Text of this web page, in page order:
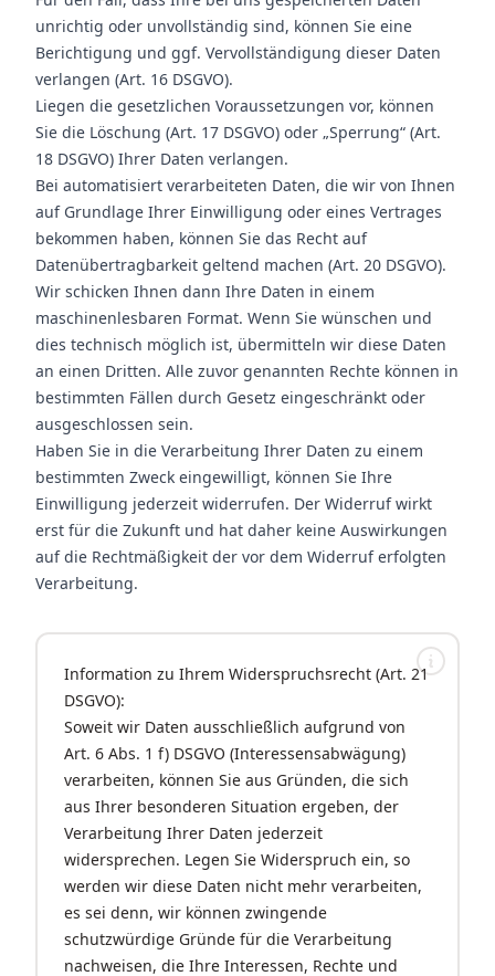
unrichtig oder unvollständig sind, können Sie eine
Berichtigung und ggf. Vervollständigung dieser Daten
verlangen (Art. 16 DSGVO).
Liegen die gesetzlichen Voraussetzungen vor, können
Sie die Löschung (Art. 17 DSGVO) oder „Sperrung“ (Art.
18 DSGVO) Ihrer Daten verlangen.
Bei automatisiert verarbeiteten Daten, die wir von Ihnen
auf Grundlage Ihrer Einwilligung oder eines Vertrages
bekommen haben, können Sie das Recht auf
Datenübertragbarkeit geltend machen (Art. 20 DSGVO).
Wir schicken Ihnen dann Ihre Daten in einem
maschinenlesbaren Format. Wenn Sie wünschen und
dies technisch möglich ist, übermitteln wir diese Daten
an einen Dritten. Alle zuvor genannten Rechte können in
bestimmten Fällen durch Gesetz eingeschränkt oder
ausgeschlossen sein.
Haben Sie in die Verarbeitung Ihrer Daten zu einem
bestimmten Zweck eingewilligt, können Sie Ihre
Einwilligung jederzeit widerrufen. Der Widerruf wirkt
erst für die Zukunft und hat daher keine Auswirkungen
auf die Rechtmäßigkeit der vor dem Widerruf erfolgten
Verarbeitung.
Information zu Ihrem Widerspruchsrecht (Art. 21
DSGVO):
Soweit wir Daten ausschließlich aufgrund von
Art. 6 Abs. 1 f) DSGVO (Interessensabwägung)
verarbeiten, können Sie aus Gründen, die sich
aus Ihrer besonderen Situation ergeben, der
Verarbeitung Ihrer Daten jederzeit
widersprechen. Legen Sie Widerspruch ein, so
werden wir diese Daten nicht mehr verarbeiten,
es sei denn, wir können zwingende
schutzwürdige Gründe für die Verarbeitung
nachweisen, die Ihre Interessen, Rechte und